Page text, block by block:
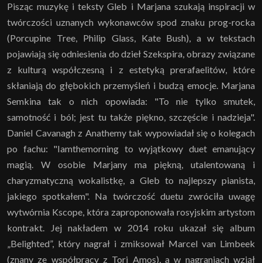
Pisząc muzykę i teksty Gleb i Marjana szukają inspiracji w
twórczości uznanych wykonawców spod znaku prog-rocka
(Porcupine Tree, Philip Glass, Kate Bush), a w tekstach
pojawiają się odniesienia do dzieł Szekspira, obrazy związane
z kulturą współczesną i z estetyką prerafaelitów, które
skłaniają do głębokich przemyśleń i budzą emocje. Marjana
Semkina tak o nich opowiada: "To nie tylko smutek,
samotność i ból; jest tu także piękno, szczęście i nadzieja".
Daniel Cavanagh z Anathemy tak wypowiadał się o kolegach
po fachu: "Iamthemorning to wyjątkowy duet emanujący
magią. W osobie Marjany ma piękną, utalentowaną i
charyzmatyczną wokalistkę, a Gleb to najlepszy pianista,
jakiego spotkałem". Na twórczość duetu zwróciła uwagę
wytwórnia Kscope, która zaproponowała rosyjskim artystom
kontrakt. Jej nakładem w 2014 roku ukazał się album
„Belighted”, który nagrał i zmiksował Marcel van Limbeek
(znany ze współpracy z Tori Amos), a w nagraniach wziął